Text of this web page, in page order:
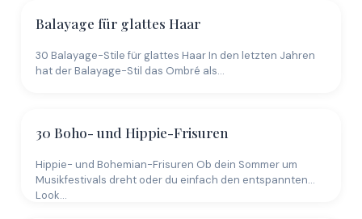
Balayage für glattes Haar
30 Balayage-Stile für glattes Haar In den letzten Jahren
hat der Balayage-Stil das Ombré als…
30 Boho- und Hippie-Frisuren
Hippie- und Bohemian-Frisuren Ob dein Sommer um
Musikfestivals dreht oder du einfach den entspannten
Look…